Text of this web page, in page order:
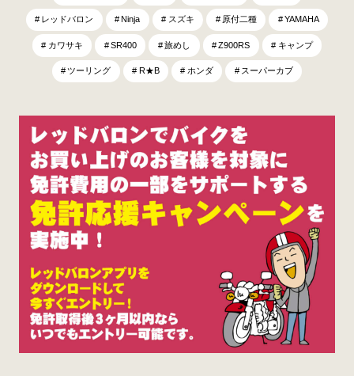
レッドバロン Ninja スズキ 原付二種 YAMAHA
カワサキ SR400 旅めし Z900RS キャンプ
ツーリング R★B ホンダ スーパーカブ